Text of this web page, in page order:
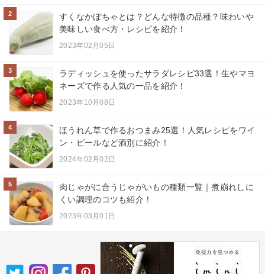
2
すくなかぼちゃとは？どんな特徴の品種？味わいや
美味しい食べ方・レシピを紹介！
2023年02月05日
3
ラディッシュを使ったサラダレシピ33選！生やマヨ
ネーズで作る人気の一品を紹介！
2023年10月08日
4
ほうれん草で作るおつまみ25選！人気レシピをワイ
ン・ビールなど酒別に紹介！
2024年02月02日
5
肉じゃがに合うじゃがいもの種類一覧｜煮崩れしに
くい調理のコツも紹介！
2023年03月01日